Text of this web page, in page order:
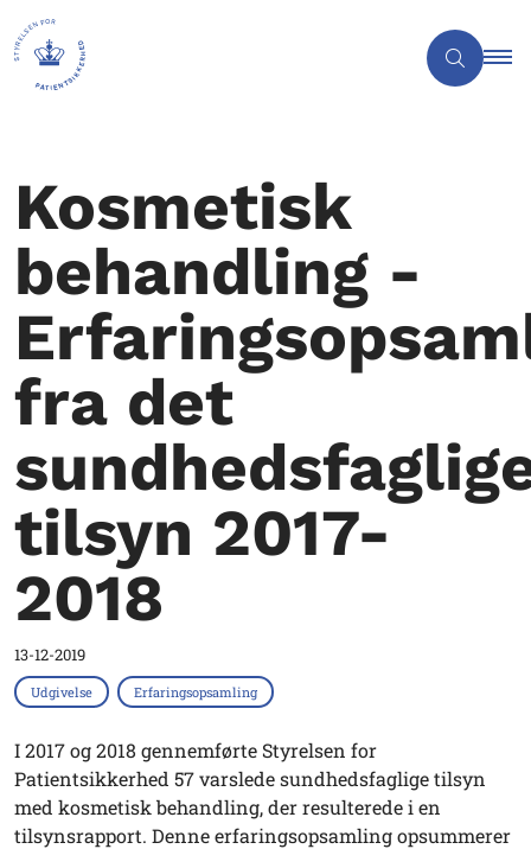
Kosmetisk
behandling -
fra det
tilsyn 2017-
2018
13-12-2019
Udgivelse Erfaringsopsamling
I 2017 og 2018 gennemførte Styrelsen for
Patientsikkerhed 57 varslede sundhedsfaglige tilsyn
med kosmetisk behandling, der resulterede i en
tilsynsrapport. Denne erfaringsopsamling opsummerer